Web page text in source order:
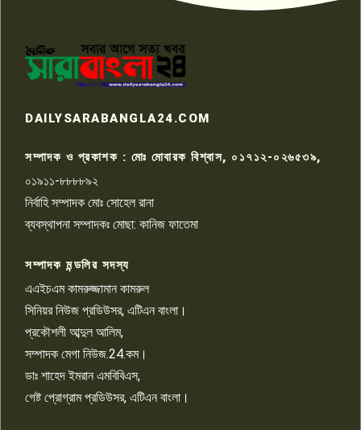
৭
কেটে ঘরে ঢুকে স্কুল শিক্ষিকাকে হত্যা
টয়লেটের ট্যাংকি থেকে লাশ উদ্ধার
রাজশাহীতে সন্ত্রাসী হামলায় গুরুতর
৯
চাঁদাবাজি ও হয়রানির অভিযোগ
১০
DAILYSARABANGLA24.COM
সম্পাদক ও প্রকাশক : মোঃ মোবারক বিশ্বাস, ০১৭১২-০২৬৫৩৯,
০১৯১১-৮৮৮৮৯২
নির্বাহি সম্পাদক মোঃ সোহেল রানা
ব্যবস্থাপনা সম্পাদকঃ মোছা: কানিজ ফাতেমা
সম্পাদক মন্ডলির সদস্য
এএইচএম কামরুজ্জামান কামরুল
সিনিয়র নিউজ প্রডিউসর, এটিএন বাংলা।
প্রকৌশলী আব্দুল আলিম,
সম্পাদক মেগা নিউজ.24.কম।
ডাঃ শাহেদ ইমরান এমবিবিএস,
গেষ্ট প্রোগ্রাম প্রডিউসর, এটিএন বাংলা।